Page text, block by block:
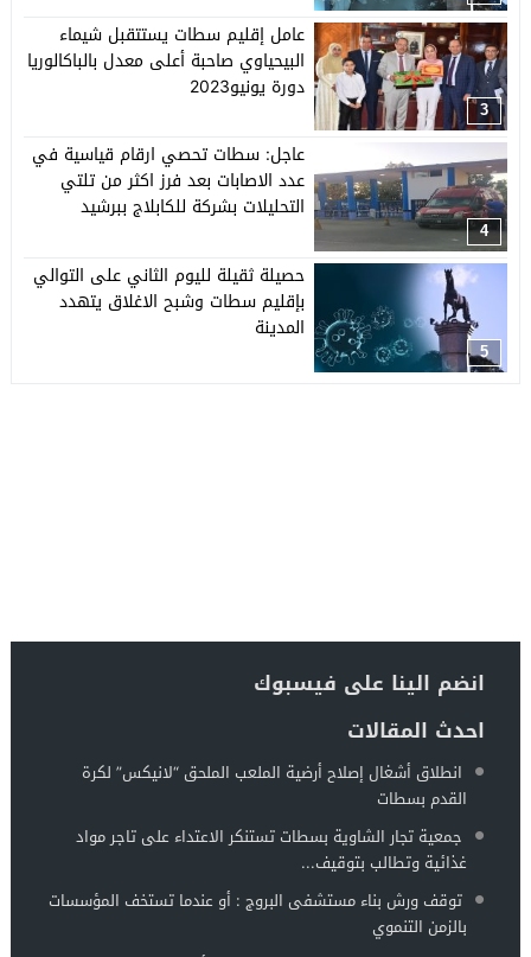
3
عامل إقليم سطات يستتقبل شيماء
البيحياوي صاحبة أعلى معدل بالباكالوريا
دورة يونيو2023
4
عاجل: سطات تحصي ارقام قياسية في
عدد الاصابات بعد فرز اكثر من تلتي
التحليلات بشركة للكابلاج ببرشيد
5
حصيلة ثقيلة لليوم الثاني على التوالي
بإقليم سطات وشبح الاغلاق يتهدد
المدينة
انضم الينا على فيسبوك
احدث المقالات
انطلاق أشغال إصلاح أرضية الملعب الملحق “لانيكس” لكرة
القدم بسطات
جمعية تجار الشاوية بسطات تستنكر الاعتداء على تاجر مواد
غذائية وتطالب بتوقيف...
توقف ورش بناء مستشفى البروج : أو عندما تستخف المؤسسات
بالزمن التنموي